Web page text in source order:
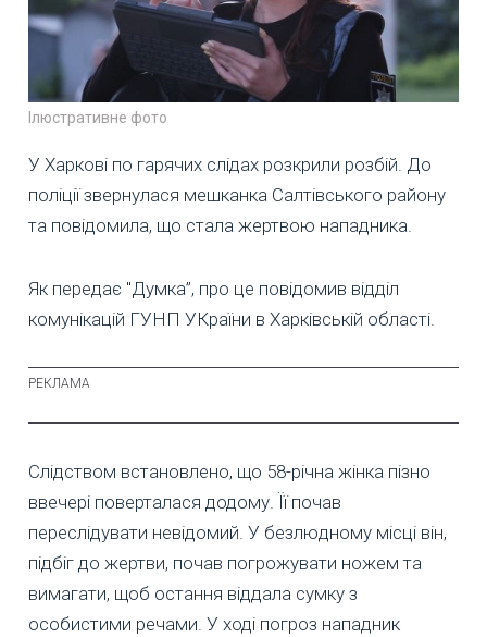
Ілюстративне фото
У Харкові по гарячих слідах розкрили розбій. До
поліції звернулася мешканка Салтівського району
та повідомила, що стала жертвою нападника.
Як передає "Думка”, про це повідомив відділ
комунікацій ГУНП УКраїни в Харківській області.
Слідством встановлено, що 58-річна жінка пізно
ввечері поверталася додому. Її почав
переслідувати невідомий. У безлюдному місці він,
підбіг до жертви, почав погрожувати ножем та
вимагати, щоб остання віддала сумку з
особистими речами. У ході погроз нападник